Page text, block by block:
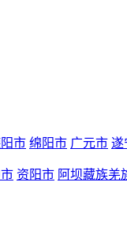
市 绵阳市 广元市 遂
资阳市 阿坝藏族羌